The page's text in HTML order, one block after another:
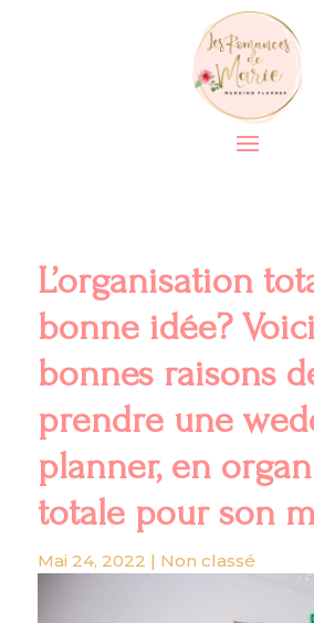
L’organisation
bonne idée?
bonnes raisons
prendre une
planner, en
totale pour son
Mai 24, 2022 | Non classé